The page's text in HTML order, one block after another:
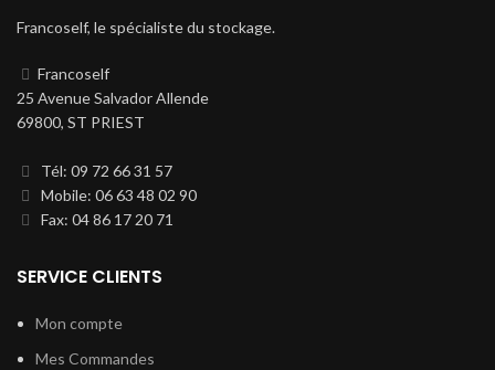
Francoself, le spécialiste du stockage.
Francoself
25 Avenue Salvador Allende
69800, ST PRIEST
Tél: 09 72 66 31 57
Mobile: 06 63 48 02 90
Fax: 04 86 17 20 71
SERVICE CLIENTS
Mon compte
Mes Commandes